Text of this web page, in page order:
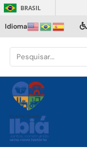
BRASIL
Idioma